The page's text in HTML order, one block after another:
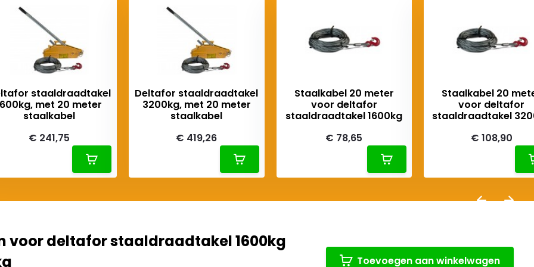
staaldraadtakel
met 20 meter
staalkabel
€ 241,75
Deltafor staaldraadtakel
3200kg, met 20 meter
staalkabel
€ 419,26
Staalkabel 20 meter
voor deltafor
staaldraadtakel 1600kg
€ 78,65
Staalkabel 20
voor deltafor
staaldraadtakel
€ 108,90
voor deltafor staaldraadtakel 1600kg
Toevoegen aan winkelwagen